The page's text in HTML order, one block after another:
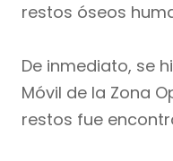
restos óseos
De inmediato, se
Móvil de la Zona
restos fue